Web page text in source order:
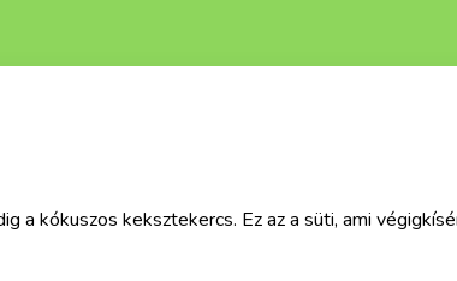
a kókuszos keksztekercs. Ez az a süti, ami